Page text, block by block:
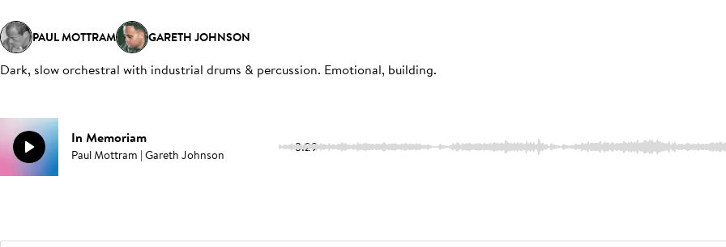
PAUL MOTTRAM GARETH JOHNSON
Dark, slow orchestral with industrial drums & percussion. Emotional, building.
In Memoriam
Paul Mottram | Gareth Johnson 3:29